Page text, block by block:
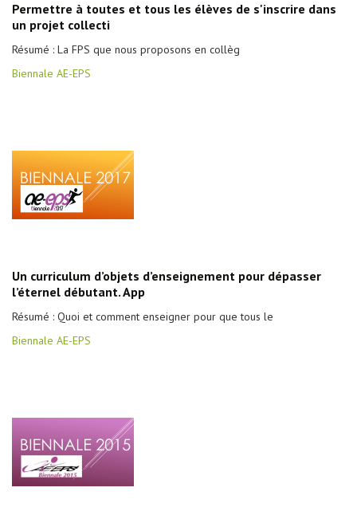
Permettre à toutes et tous les élèves de s'inscrire dans
un projet collecti
Résumé : La FPS que nous proposons en collèg
Biennale AE-EPS
Un curriculum d’objets d’enseignement pour dépasser
l’éternel débutant. App
Résumé : Quoi et comment enseigner pour que tous le
Biennale AE-EPS